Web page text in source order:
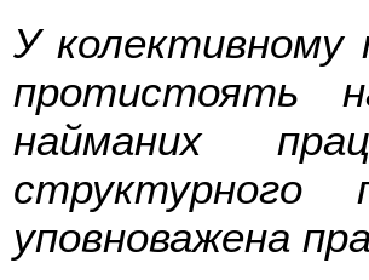
У колективному
протистоять
найманих
структурного
уповноважена